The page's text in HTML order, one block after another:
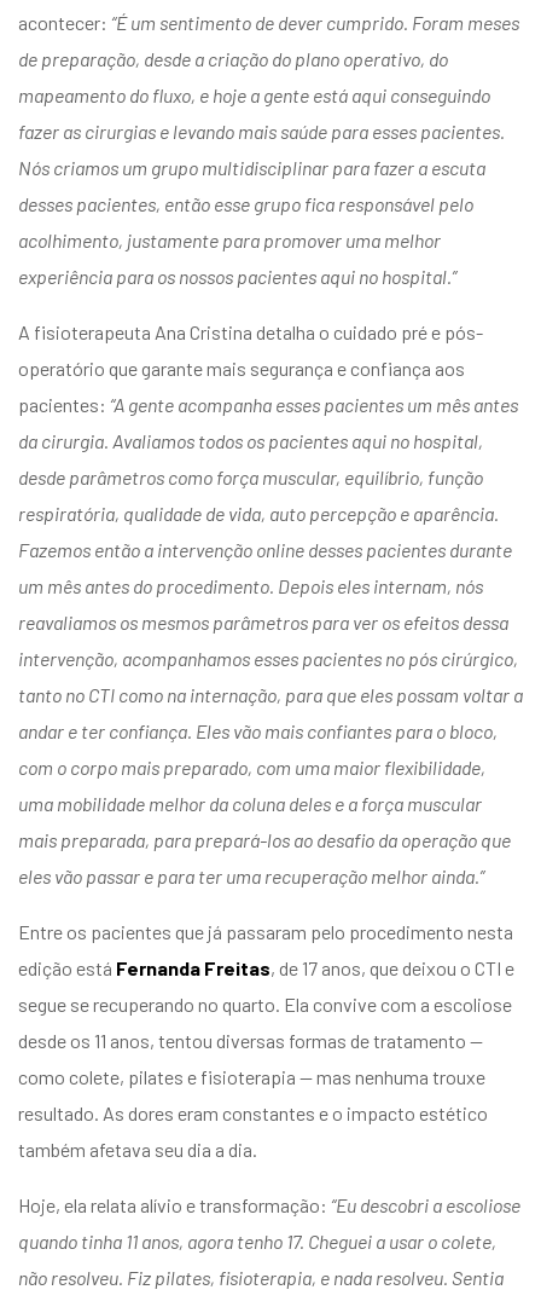
acontecer: “É um sentimento de dever cumprido. Foram meses
de preparação, desde a criação do plano operativo, do
mapeamento do fluxo, e hoje a gente está aqui conseguindo
fazer as cirurgias e levando mais saúde para esses pacientes.
Nós criamos um grupo multidisciplinar para fazer a escuta
desses pacientes, então esse grupo fica responsável pelo
acolhimento, justamente para promover uma melhor
experiência para os nossos pacientes aqui no hospital.”
A fisioterapeuta Ana Cristina detalha o cuidado pré e pós-
operatório que garante mais segurança e confiança aos
pacientes: “A gente acompanha esses pacientes um mês antes
da cirurgia. Avaliamos todos os pacientes aqui no hospital,
desde parâmetros como força muscular, equilíbrio, função
respiratória, qualidade de vida, auto percepção e aparência.
Fazemos então a intervenção online desses pacientes durante
um mês antes do procedimento. Depois eles internam, nós
reavaliamos os mesmos parâmetros para ver os efeitos dessa
intervenção, acompanhamos esses pacientes no pós cirúrgico,
tanto no CTI como na internação, para que eles possam voltar a
andar e ter confiança. Eles vão mais confiantes para o bloco,
com o corpo mais preparado, com uma maior flexibilidade,
uma mobilidade melhor da coluna deles e a força muscular
mais preparada, para prepará-los ao desafio da operação que
eles vão passar e para ter uma recuperação melhor ainda.”
Entre os pacientes que já passaram pelo procedimento nesta
edição está Fernanda Freitas, de 17 anos, que deixou o CTI e
segue se recuperando no quarto. Ela convive com a escoliose
desde os 11 anos, tentou diversas formas de tratamento —
como colete, pilates e fisioterapia — mas nenhuma trouxe
resultado. As dores eram constantes e o impacto estético
também afetava seu dia a dia.
Hoje, ela relata alívio e transformação: “Eu descobri a escoliose
quando tinha 11 anos, agora tenho 17. Cheguei a usar o colete,
não resolveu. Fiz pilates, fisioterapia, e nada resolveu. Sentia